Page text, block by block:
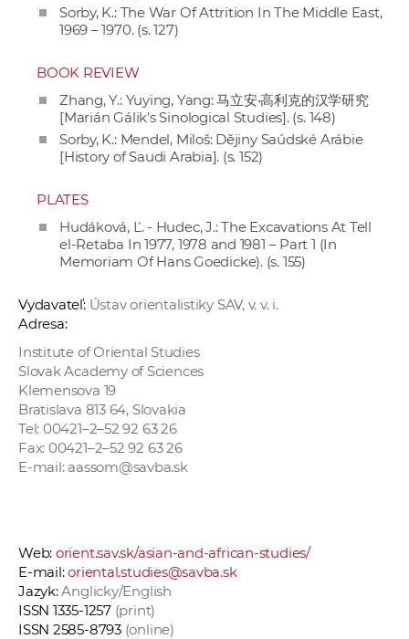
Sorby, K.: The War Of Attrition In The Middle East,
1969 – 1970. (s. 127)
BOOK REVIEW
Zhang, Y.: Yuying, Yang: 马立安•高利克的汉学研究
[Marián Gálik’s Sinological Studies]. (s. 148)
Sorby, K.: Mendel, Miloš: Dějiny Saúdské Arábie
[History of Saudi Arabia]. (s. 152)
PLATES
Hudáková, Ľ. - Hudec, J.: The Excavations At Tell
el-Retaba In 1977, 1978 and 1981 – Part 1 (In
Memoriam Of Hans Goedicke). (s. 155)
Vydavateľ: Ústav orientalistiky SAV, v. v. i.
Adresa:
Institute of Oriental Studies
Slovak Academy of Sciences
Klemensova 19
Bratislava 813 64, Slovakia
Tel: 00421–2–52 92 63 26
Fax: 00421–2–52 92 63 26
E-mail: aassom@savba.sk
Web: orient.sav.sk/asian-and-african-studies/
E-mail:oriental.studies@savba.sk
Jazyk:Anglicky/English
ISSN 1335-1257 (print)
ISSN 2585-8793 (online)